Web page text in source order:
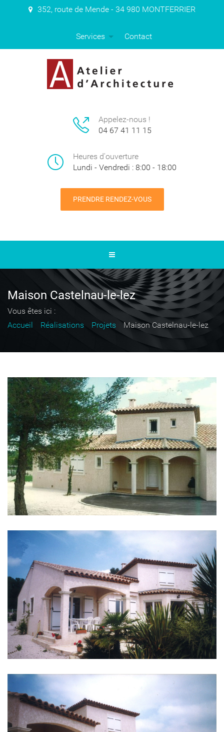
352, route de Mende - 34 980 MONTFERRIER
Services Contact
Appelez-nous !
04 67 41 11 15
Heures d'ouverture
Lundi - Vendredi : 8:00 - 18:00
PRENDRE RENDEZ-VOUS
Maison Castelnau-le-lez
Vous êtes ici :
Accueil
Réalisations Projets Maison Castelnau-le-lez